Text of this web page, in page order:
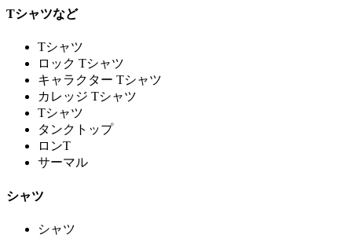
Tシャツなど
Tシャツ
ロック Tシャツ
キャラクター Tシャツ
カレッジ Tシャツ
Tシャツ
タンクトップ
ロンT
サーマル
シャツ
シャツ